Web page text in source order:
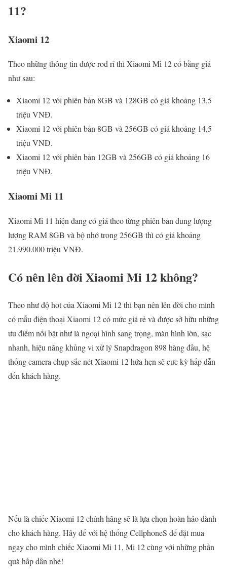
11?
Xiaomi 12
Theo những thông tin được rod rỉ thì Xiaomi Mi 12 có bằng giá
như sau:
Xiaomi 12 với phiên bản 8GB và 128GB có giá khoảng 13,5
triệu VNĐ.
Xiaomi 12 với phiên bản 8GB và 256GB có giá khoảng 14,5
triệu VNĐ.
Xiaomi 12 với phiên bản 12GB và 256GB có giá khoảng 16
triệu VNĐ.
Xiaomi Mi 11
Xiaomi Mi 11 hiện đang có giá theo từng phiên bản dung lượng
lượng RAM 8GB và bộ nhớ trong 256GB thì có giá khoảng
21.990.000 triệu VNĐ.
Có nên lên đời Xiaomi Mi 12 không?
Theo như độ hot của Xiaomi Mi 12 thì bạn nên lên đời cho mình
có mẫu điện thoại Xiaomi 12 có mức giá rẻ và được sở hữu những
ưu điểm nổi bật như là ngoại hình sang trọng, màn hình lớn, sạc
nhanh, hiệu năng khủng vi xử lý Snapdragon 898 hàng đầu, hệ
thống camera chụp sắc nét Xiaomi 12 hứa hẹn sẽ cực kỳ hấp dẫn
đến khách hàng.
Nếu là chiếc Xiaomi 12 chính hãng sẽ là lựa chọn hoàn hảo dành
cho khách hàng. Hãy đế với hệ thống CellphoneS để đặt mua
ngay cho mình chiếc Xiaomi Mi 11, Mi 12 cùng với những phần
quà hấp dẫn nhé!